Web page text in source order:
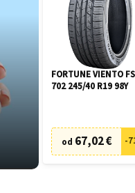
FORTUNE VIENTO
702 245/40 R19 98Y
od 67,02 € -